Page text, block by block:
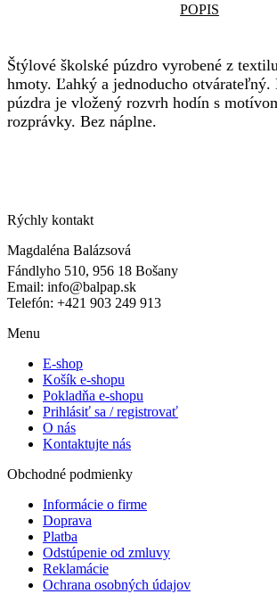
POPIS
Štýlové školské púzdro vyrobené z
hmoty. Ľahký a jednoducho otvárateľný.
púzdra je vložený rozvrh hodín s
rozprávky. Bez náplne.
Rýchly kontakt
Magdaléna Balázsová
Fándlyho 510, 956 18 Bošany
Email: info@balpap.sk
Telefón: +421 903 249 913
Menu
E-shop
Košík e-shopu
Pokladňa e-shopu
Prihlásiť sa / registrovať
O nás
Kontaktujte nás
Obchodné podmienky
Informácie o firme
Doprava
Platba
Odstúpenie od zmluvy
Reklamácie
Ochrana osobných údajov